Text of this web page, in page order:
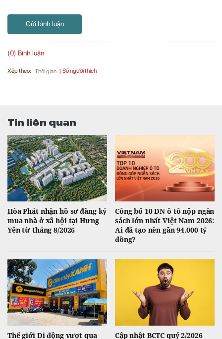
Gửi bình luận
(0) Bình luận
Xếp theo: Thời gian Số người thích
Tin liên quan
Hòa Phát nhận hồ sơ đăng ký
mua nhà ở xã hội tại Hưng
Yên từ tháng 8/2026
Công bố 10 DN ô tô nộp ngân
sách lớn nhất Việt Nam 2026:
Ai đã tạo nên gần 94.000 tỷ
đồng?
Thế giới Di động vượt qua Cập nhật BCTC quý 2/2026